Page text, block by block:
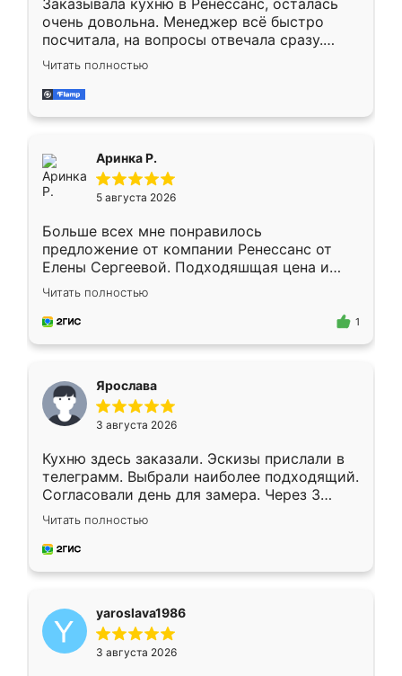
Заказывала кухню в Ренессанс, осталась
очень довольна. Менеджер всё быстро
посчитала, на вопросы отвечала сразу.
Замерщик приехал в субботу, подошёл к
делу со всей ответственностью. Собрали
за день, ребята работали аккуратно, даже
Читать полностью
Аринка Р.
5 августа 2026
Больше всех мне понравилось
предложение от компании Ренессанс от
Елены Сергеевой. Подходяшщая цена и
короткие сроки изготовления. Приехавший
для замера сотрудник Владислав
предложил по моему эскизу самый
Читать полностью
1
Ярослава
3 августа 2026
Кухню здесь заказали. Эскизы прислали в
телеграмм. Выбрали наиболее подходящий.
Согласовали день для замера. Через 3
недели кухня была уже готова. Остались
довольны работой. Спасибо Ренессанс
мебель за качественную работу!
Читать полностью
yaroslava1986
3 августа 2026